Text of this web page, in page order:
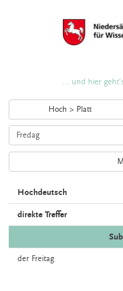
... und hier
Hoch > Platt
Hochdeutsch
direkte Treffer
der Freitag